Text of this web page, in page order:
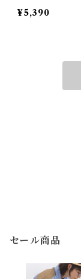
袖プルオーバー
t-Dyed Patch
¥5,390
セール商品